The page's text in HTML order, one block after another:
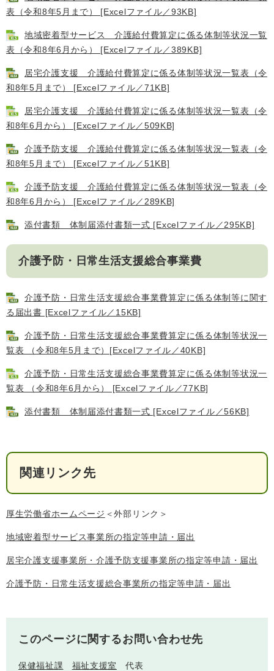
医療・健康 高齢・介護 おくやみ
さ
が
し
方
別
分類からさがす 組織からさがす
表（令和8年5月まで） [Excelファイル／93KB]
地域密着型サービス 介護給付費算定に係る体制等状況一覧
表（令和8年6月から） [Excelファイル／389KB]
居宅介護支援 介護給付費算定に係る体制等状況一覧表（令
和8年5月まで） [Excelファイル／71KB]
居宅介護支援 介護給付費算定に係る体制等状況一覧表（令
和8年6月から） [Excelファイル／509KB]
介護予防支援 介護給付費算定に係る体制等状況一覧表（令
和8年5月まで） [Excelファイル／51KB]
介護予防支援 介護給付費算定に係る体制等状況一覧表（令
和8年6月から） [Excelファイル／289KB]
添付書類 体制届添付書類一式 [Excelファイル／295KB]
介護予防・日常生活支援総合事業費
介護予防・日常生活支援総合事業費算定に係る体制等に関す
る届出書 [Excelファイル／15KB]
介護予防・日常生活支援総合事業費算定に係る体制等状況一
覧表 （令和8年5月まで）[Excelファイル／40KB]
介護予防・日常生活支援総合事業費算定に係る体制等状況一
覧表 （令和8年6月から） [Excelファイル／77KB]
添付書類 体制届添付書類一式 [Excelファイル／56KB]
関連リンク先
厚生労働省ホームページ ＜外部リンク＞
地域密着型サービス事業所の指定等申請・届出
居宅介護支援事業所・介護予防支援事業所の指定等申請・届出
介護予防・日常生活支援総合事業所の指定等申請・届出
このページに関するお問い合わせ先
保健福祉課 福祉支援室 代表